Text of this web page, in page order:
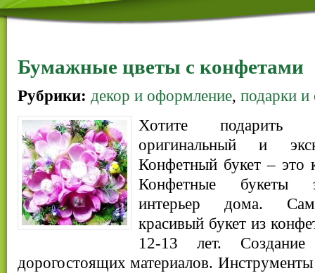
Бумажные цветы с конфетами
Рубрики: декор и оформление, подарки и
Хотите подарить
оригинальный и
Конфетный букет – это
Конфетные букеты
интерьер дома.
красивый букет из
12-13 лет.
дорогостоящих материалов.